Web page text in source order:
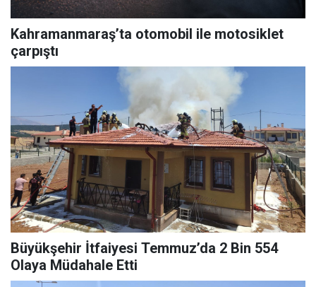
Kahramanmaraş’ta otomobil ile motosiklet
çarpıştı
Büyükşehir İtfaiyesi Temmuz’da 2 Bin 554
Olaya Müdahale Etti